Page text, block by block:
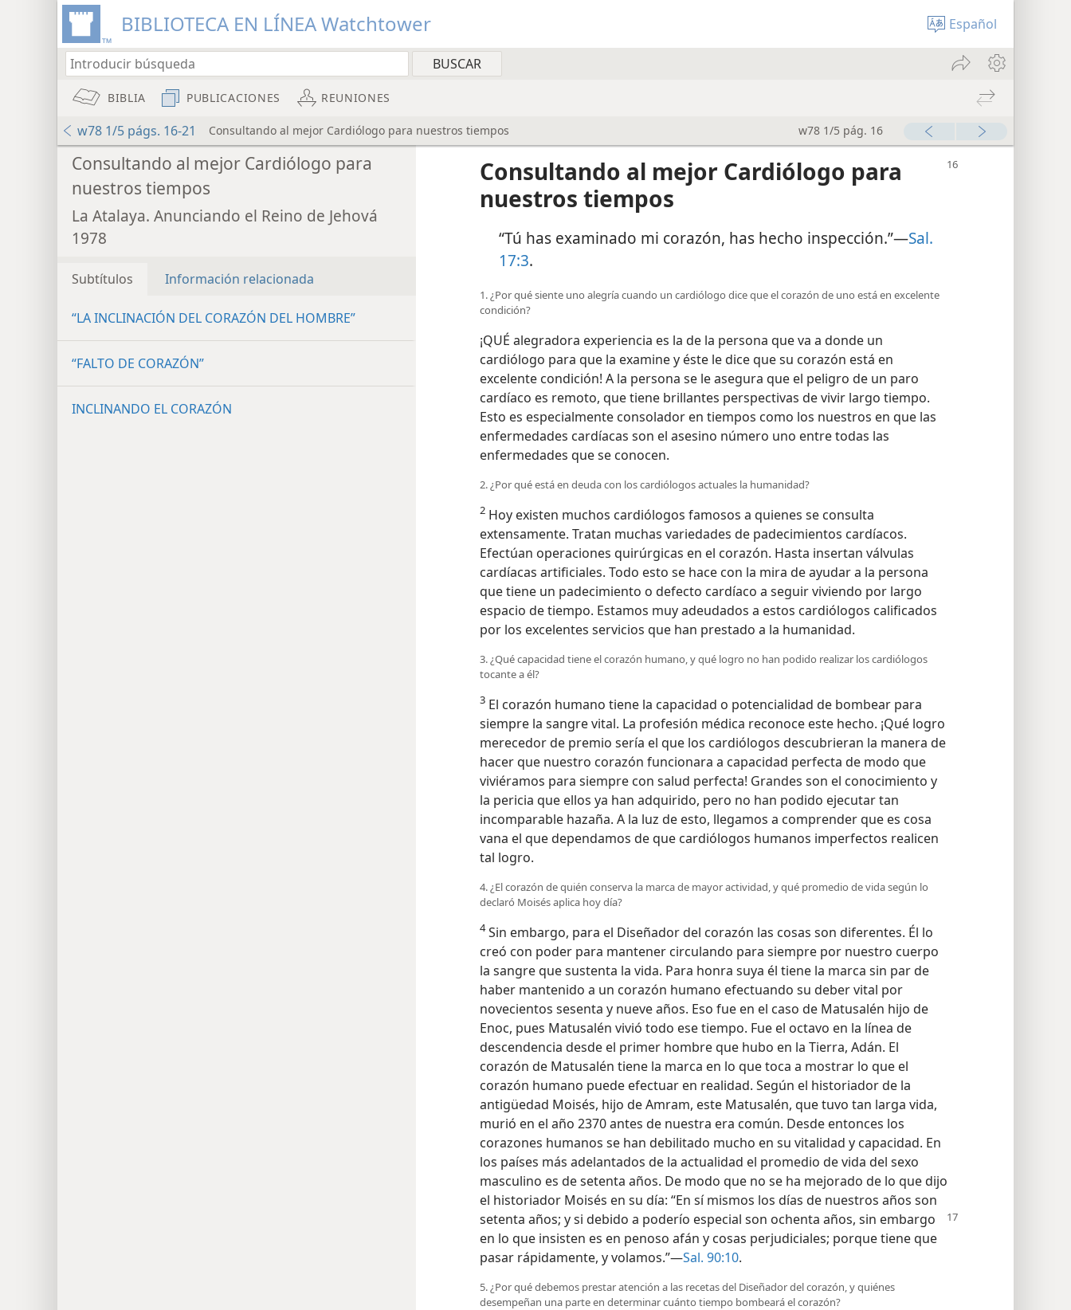
BIBLIOTECA EN LÍNEA Watchtower Español
BIBLIA PUBLICACIONES REUNIONES
w78 1/5 págs. 16-21 Consultando al mejor Cardiólogo para nuestros tiempos w78 1/5 pág. 16
Consultando al mejor Cardiólogo para
nuestros tiempos
La Atalaya. Anunciando el Reino de Jehová
1978
Subtítulos Información relacionada
“LA INCLINACIÓN DEL CORAZÓN DEL HOMBRE”
“FALTO DE CORAZÓN”
INCLINANDO EL CORAZÓN
Consultando al mejor Cardiólogo para
nuestros tiempos
“Tú has examinado mi corazón, has hecho inspección.”—Sal.
17:3.
1. ¿Por qué siente uno alegría cuando un cardiólogo dice que el corazón de uno está en excelente
condición?
¡QUÉ alegradora experiencia es la de la persona que va a donde un
cardiólogo para que la examine y éste le dice que su corazón está en
excelente condición! A la persona se le asegura que el peligro de un paro
cardíaco es remoto, que tiene brillantes perspectivas de vivir largo tiempo.
Esto es especialmente consolador en tiempos como los nuestros en que las
enfermedades cardíacas son el asesino número uno entre todas las
enfermedades que se conocen.
2. ¿Por qué está en deuda con los cardiólogos actuales la humanidad?
2 Hoy existen muchos cardiólogos famosos a quienes se consulta
extensamente. Tratan muchas variedades de padecimientos cardíacos.
Efectúan operaciones quirúrgicas en el corazón. Hasta insertan válvulas
cardíacas artificiales. Todo esto se hace con la mira de ayudar a la persona
que tiene un padecimiento o defecto cardíaco a seguir viviendo por largo
espacio de tiempo. Estamos muy adeudados a estos cardiólogos calificados
por los excelentes servicios que han prestado a la humanidad.
3. ¿Qué capacidad tiene el corazón humano, y qué logro no han podido realizar los cardiólogos
tocante a él?
3 El corazón humano tiene la capacidad o potencialidad de bombear para
siempre la sangre vital. La profesión médica reconoce este hecho. ¡Qué logro
merecedor de premio sería el que los cardiólogos descubrieran la manera de
hacer que nuestro corazón funcionara a capacidad perfecta de modo que
viviéramos para siempre con salud perfecta! Grandes son el conocimiento y
la pericia que ellos ya han adquirido, pero no han podido ejecutar tan
incomparable hazaña. A la luz de esto, llegamos a comprender que es cosa
vana el que dependamos de que cardiólogos humanos imperfectos realicen
tal logro.
4. ¿El corazón de quién conserva la marca de mayor actividad, y qué promedio de vida según lo
declaró Moisés aplica hoy día?
4Sin embargo, para el Diseñador del corazón las cosas son diferentes. Él lo
creó con poder para mantener circulando para siempre por nuestro cuerpo
la sangre que sustenta la vida. Para honra suya él tiene la marca sin par de
haber mantenido a un corazón humano efectuando su deber vital por
novecientos sesenta y nueve años. Eso fue en el caso de Matusalén hijo de
Enoc, pues Matusalén vivió todo ese tiempo. Fue el octavo en la línea de
descendencia desde el primer hombre que hubo en la Tierra, Adán. El
corazón de Matusalén tiene la marca en lo que toca a mostrar lo que el
corazón humano puede efectuar en realidad. Según el historiador de la
antigüedad Moisés, hijo de Amram, este Matusalén, que tuvo tan larga vida,
murió en el año 2370 antes de nuestra era común. Desde entonces los
corazones humanos se han debilitado mucho en su vitalidad y capacidad. En
los países más adelantados de la actualidad el promedio de vida del sexo
masculino es de setenta años. De modo que no se ha mejorado de lo que dijo
el historiador Moisés en su día: “En sí mismos los días de nuestros años son
setenta años; y si debido a poderío especial son ochenta años, sin embargo
en lo que insisten es en penoso afán y cosas perjudiciales; porque tiene que
pasar rápidamente, y volamos.”—Sal. 90:10.
5. ¿Por qué debemos prestar atención a las recetas del Diseñador del corazón, y quiénes
desempeñan una parte en determinar cuánto tiempo bombeará el corazón?